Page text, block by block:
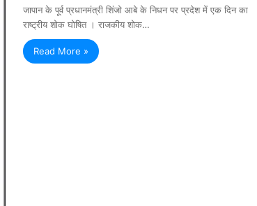
जापान के पूर्व प्रधानमंत्री शिंजो आबे के निधन पर प्रदेश में एक दिन का
राष्ट्रीय शोक घोषित । राजकीय शोक…
Read More »